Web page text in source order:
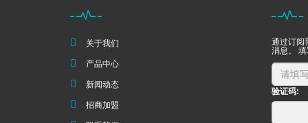
关于我们
产品中心
新闻动态
招商加盟
通过订阅
消息。
验证码: